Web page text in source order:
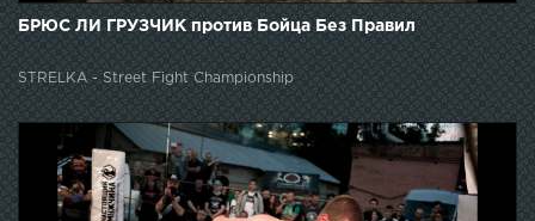
БРЮС ЛИ ГРУЗЧИК против Бойца Без Правил
STRELKA - Street Fight Championship